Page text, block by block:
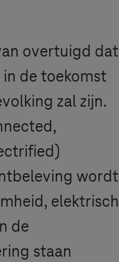
overtuigd dat
de toekomst
zal zijn.
wordt
elektrisch
de
staan